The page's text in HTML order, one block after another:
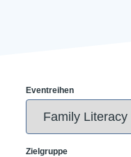
Eventreihen
Zielgruppe